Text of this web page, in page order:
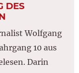
DES
Wolfgang
10 aus
Darin